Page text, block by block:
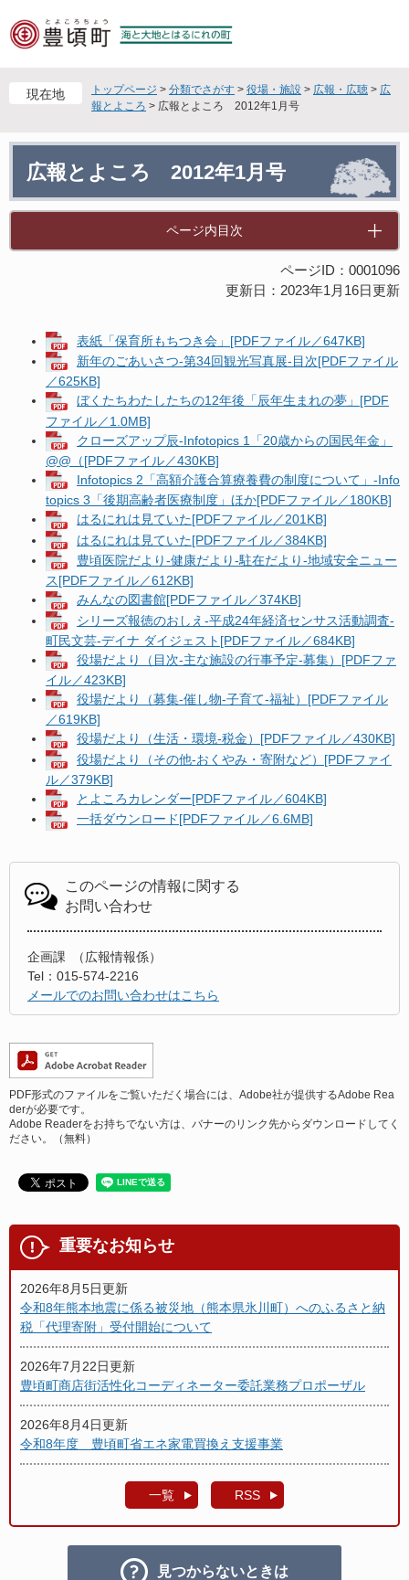
ー
す
ニ
し
文
現在地 トップページ > 分類でさがす > 役場・施設 > 広報・広聴 > 広
報とよころ > 広報とよころ 2012年1月号
広報とよころ 2012年1月号
ページ内目次
ページID：0001096
更新日：2023年1月16日更新
表紙「保育所もちつき会」[PDFファイル／647KB]
新年のごあいさつ-第34回観光写真展-目次[PDFファイル
／625KB]
ぼくたちわたしたちの12年後「辰年生まれの夢」[PDF
ファイル／1.0MB]
クローズアップ辰-Infotopics 1「20歳からの国民年金」
@@（[PDFファイル／430KB]
Infotopics 2「高額介護合算療養費の制度について」-Info
topics 3「後期高齢者医療制度」ほか[PDFファイル／180KB]
はるにれは見ていた[PDFファイル／201KB]
はるにれは見ていた[PDFファイル／384KB]
豊頃医院だより‐健康だより‐駐在だより‐地域安全ニュー
ス[PDFファイル／612KB]
みんなの図書館[PDFファイル／374KB]
シリーズ報徳のおしえ‐平成24年経済センサス活動調査‐
町民文芸‐デイナ ダイジェスト[PDFファイル／684KB]
役場だより（目次-主な施設の行事予定-募集）[PDFファ
イル／423KB]
役場だより（募集-催し物-子育て-福祉）[PDFファイル
／619KB]
役場だより（生活・環境-税金）[PDFファイル／430KB]
役場だより（その他-おくやみ・寄附など）[PDFファイ
ル／379KB]
とよころカレンダー[PDFファイル／604KB]
一括ダウンロード[PDFファイル／6.6MB]
このページの情報に関する
お問い合わせ
企画課
広報情報係
Tel：015-574-2216
メールでのお問い合わせはこちら
PDF形式のファイルをご覧いただく場合には、Adobe社が提供するAdobe Rea
derが必要です。
Adobe Readerをお持ちでない方は、バナーのリンク先からダウンロードしてく
ださい。（無料）
重要なお知らせ
2026年8月5日更新
令和8年熊本地震に係る被災地（熊本県氷川町）へのふるさと納
税「代理寄附」受付開始について
2026年7月22日更新
豊頃町商店街活性化コーディネーター委託業務プロポーザル
2026年8月4日更新
令和8年度 豊頃町省エネ家電買換え支援事業
一覧 RSS
見つからないときは